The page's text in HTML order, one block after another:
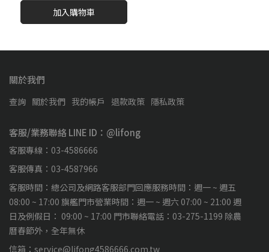
加入購物車
關於我們
查詢 關於我們 我的帳戶 退款政策 隱私政策
客服/業務聯絡 LINE ID：@lifong
客服專線：03-4586666
客服傳真：03-4587966
客服時間：總公司及網路客服部門回應服務時間：週一 ~ 週五
08:00 ~ 17:00 旗艦門市營業時間：週一 ~ 週六 07:00 ~ 21:00 週
日及例假日： 09:00 ~ 17:00 門市聯絡電話：03-275-1199 除農
曆春節外，全年無休
信箱：service@lifong4586666.com.tw